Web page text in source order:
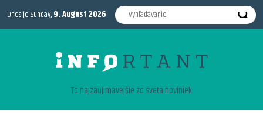
Dnes je Sunday,9. August 2026
To najzaujimavejšie zo sveta noviniek